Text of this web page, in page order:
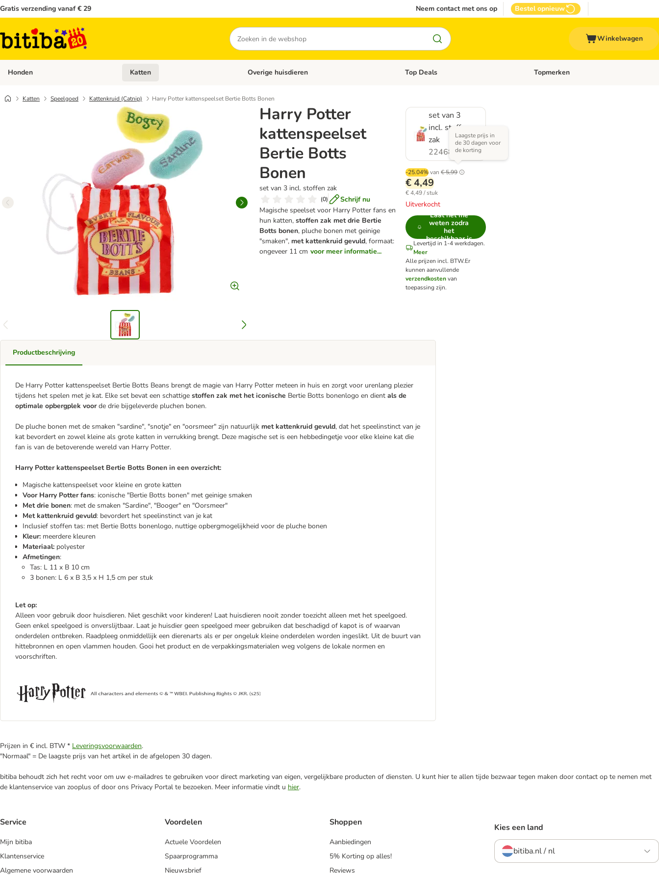
Gratis verzending vanaf € 29 Neem contact met ons op Bestel opnieuw
Zoeken
Winkelwagen
Honden Open categoriemenu: Honden
Katten Open categoriemenu: Katten
Overige huisdieren Open categoriemenu: Overige huisdieren
Top Deals Open categoriemenu: Top Deals
Topmerken
Katten Speelgoed Kattenkruid (Catnip) Harry Potter kattenspeelset Bertie Botts Bonen
Harry Potter
kattenspeelset
Bertie Botts
Bonen
set van 3 incl. stoffen zak
(0)
Schrijf nu
Magische speelset voor Harry Potter fans en
hun katten,stoffen zak met drie Bertie
Botts bonen, pluche bonen met geinige
"smaken", met kattenkruid gevuld, formaat:
ongeveer 11 cm voor meer informatie...
set van 3
incl. stoffen
zak
2246817.0
-25.04%van € 5,99
Laagste prijs in
de 30 dagen voor
de korting
€ 4,49
€ 4,49 / stuk
Uitverkocht
Laat het me
weten zodra
het
beschikbaar is
Levertijd in 1-4 werkdagen.
Meer
Alle prijzen incl. BTW.Er
kunnen aanvullende
verzendkostenvan
toepassing zijn.
Productbeschrijving
De Harry Potter kattenspeelset Bertie Botts Beans brengt de magie van Harry Potter meteen in huis en zorgt voor urenlang plezier
tijdens het spelen met je kat. Elke set bevat een schattige stoffen zak met het iconische Bertie Botts bonenlogo en dient als de
optimale opbergplek voorde drie bijgeleverde pluchen bonen.
De pluche bonen met de smaken "sardine", "snotje" en "oorsmeer" zijn natuurlijk met kattenkruid gevuld, dat het speelinstinct van je
kat bevordert en zowel kleine als grote katten in verrukking brengt. Deze magische set is een hebbedingetje voor elke kleine kat die
fan is van de betoverende wereld van Harry Potter.
Harry Potter kattenspeelset Bertie Botts Bonen in een overzicht:
Magische kattenspeelset voor kleine en grote katten
Voor Harry Potter fans: iconische "Bertie Botts bonen" met geinige smaken
Met drie bonen: met de smaken "Sardine", "Booger" en "Oorsmeer"
Met kattenkruid gevuld: bevordert het speelinstinct van je kat
Inclusief stoffen tas: met Bertie Botts bonenlogo, nuttige opbergmogelijkheid voor de pluche bonen
Kleur: meerdere kleuren
Materiaal: polyester
Afmetingen:
Tas: L 11 x B 10 cm
3 bonen: L 6 x B 3,5 x H 1,5 cm per stuk
Let op:
Alleen voor gebruik door huisdieren. Niet geschikt voor kinderen! Laat huisdieren nooit zonder toezicht alleen met het speelgoed.
Geen enkel speelgoed is onverslijtbaar. Laat je huisdier geen speelgoed meer gebruiken dat beschadigd of kapot is of waarvan
onderdelen ontbreken. Raadpleeg onmiddellijk een dierenarts als er per ongeluk kleine onderdelen worden ingeslikt. Uit de buurt van
hittebronnen en open vlammen houden. Gooi het product en de verpakkingsmaterialen weg volgens de lokale normen en
voorschriften.
Prijzen in € incl. BTW * Leveringsvoorwaarden.
"Normaal" = De laagste prijs van het artikel in de afgelopen 30 dagen.
bitiba behoudt zich het recht voor om uw e-mailadres te gebruiken voor direct marketing van eigen, vergelijkbare producten of diensten. U kunt hier te allen tijde bezwaar tegen maken door contact op te nemen met
de klantenservice van zooplus of door ons Privacy Portal te bezoeken. Meer informatie vindt u hier.
Service
Mijn bitiba
Klantenservice
Algemene voorwaarden
Voordelen
Actuele Voordelen
Spaarprogramma
Nieuwsbrief
Shoppen
Aanbiedingen
5% Korting op alles!
Reviews
Kies een land
bitiba.nl / nl